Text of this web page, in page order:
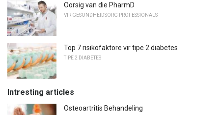
Oorsig van die PharmD
VIR GESONDHEIDSORG PROFESSIONALS
Top 7 risikofaktore vir tipe 2 diabetes
TIPE 2 DIABETES
Intresting articles
Osteoartritis Behandeling